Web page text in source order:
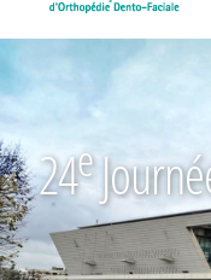
24e